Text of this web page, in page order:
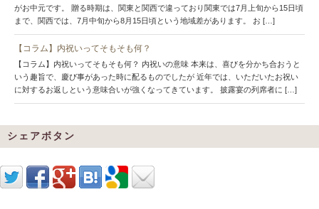
がお中元です。 贈る時期は、関東と関西で違っており関東では7月上旬から15日頃
まで、関西では、7月中旬から8月15日頃という地域差があります。 お […]
【コラム】内祝いってそもそも何？
【コラム】内祝いってそもそも何？ 内祝いの意味 本来は、喜びを分かち合おうと
いう趣旨で、慶び事があった時に配るものでしたが 近年では、いただいたお祝い
に対するお返しという意味合いが強くなってきています。 披露宴の列席者に […]
シェアボタン